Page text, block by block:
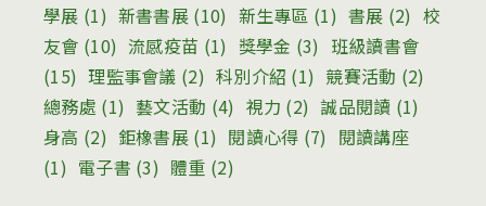
學展 (1) 新書書展 (10) 新生專區 (1) 書展 (2) 校
友會 (10) 流感疫苗 (1) 獎學金 (3) 班級讀書會
(15) 理監事會議 (2) 科別介紹 (1) 競賽活動 (2)
總務處 (1) 藝文活動 (4) 視力 (2) 誠品閱讀 (1)
身高 (2) 鉅橡書展 (1) 閱讀心得 (7) 閱讀講座
(1) 電子書 (3) 體重 (2)